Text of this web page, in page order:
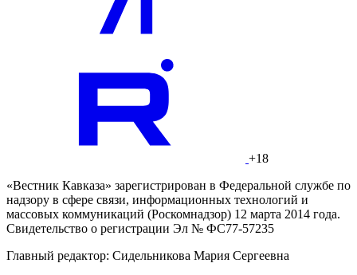
+18
«Вестник Кавказа» зарегистрирован в Федеральной службе по
надзору в сфере связи, информационных технологий и
массовых коммуникаций (Роскомнадзор) 12 марта 2014 года.
Свидетельство о регистрации Эл № ФС77-57235
Главный редактор: Сидельникова Мария Сергеевна